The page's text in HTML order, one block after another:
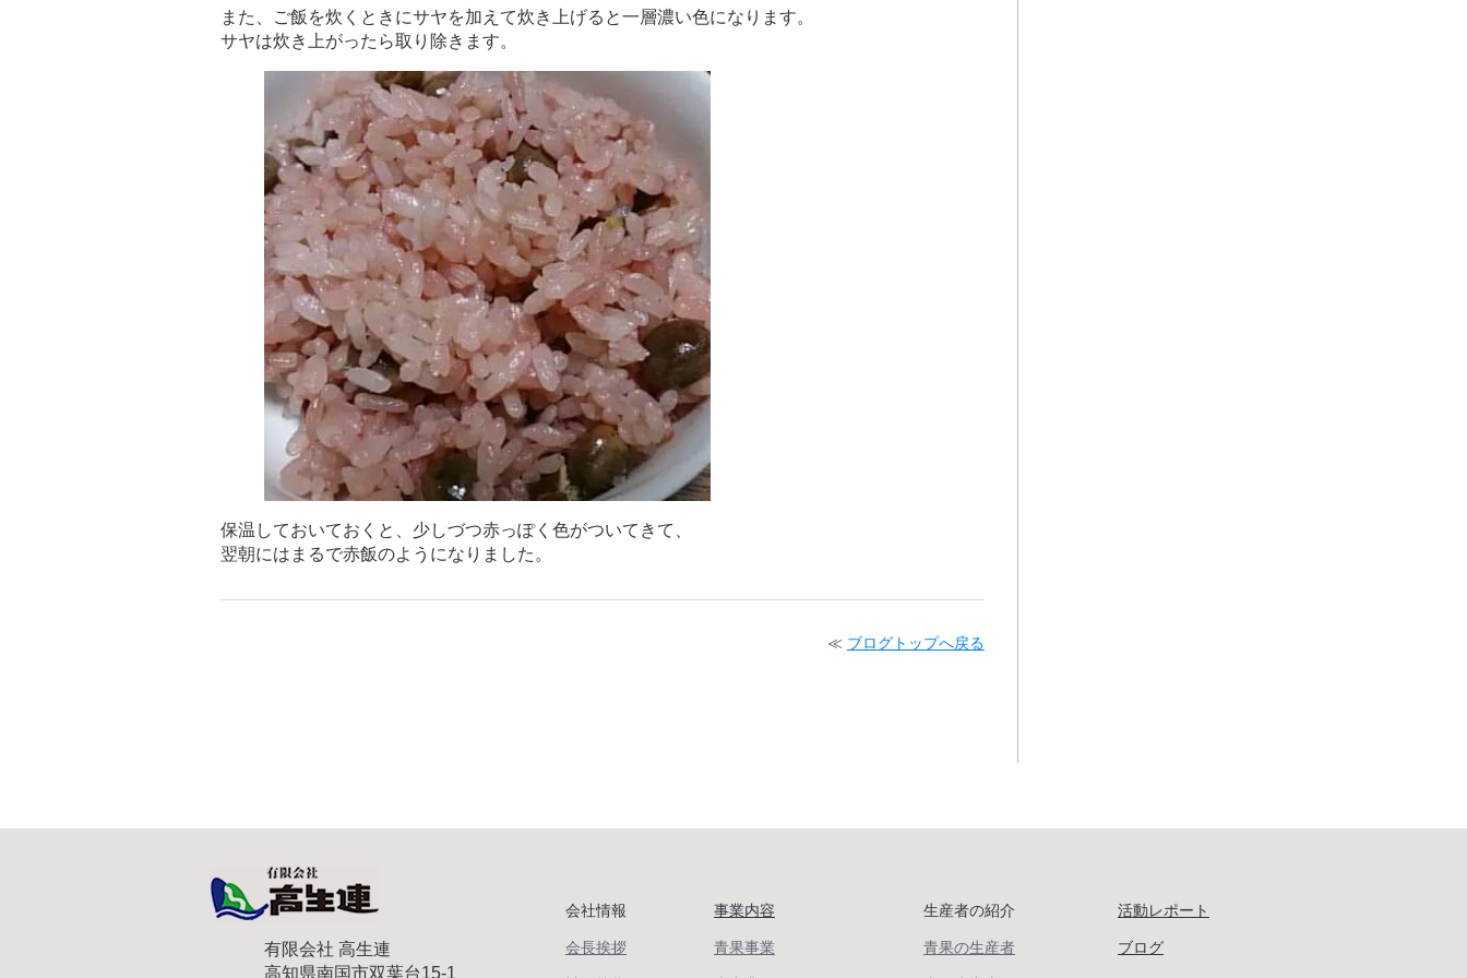
また、ご飯を炊くときにサヤを加えて炊き上げると一層濃い色になります。
サヤは炊き上がったら取り除きます。
保温しておいておくと、少しづつ赤っぽく色がついてきて、
翌朝にはまるで赤飯のようになりました。
≪ ブログトップへ戻る
有限会社 高生連
高知県南国市双葉台15-1
会社情報
会長挨拶
事業内容
青果事業
生産者の紹介
青果の生産者
活動レポート
ブログ